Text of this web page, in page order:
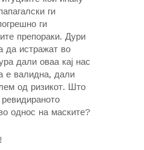
ги
ги
препораки. Дури
да истражат во
дали оваа кај нас
е валидна, дали
од ризикот. Што
однос на маските?